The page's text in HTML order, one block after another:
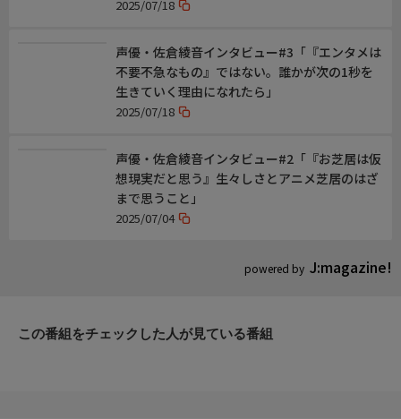
音楽:橋口佳奈・新田目翔
音響効果:安藤由衣
アニメーション制作:ENGI
製作:モブせか2製作委員会
powered by J:magazine!
2025/07/18
声優・佐倉綾音インタビュー#3「『エンタメは
不要不急なもの』ではない。誰かが次の1秒を
生きていく理由になれたら」
2025/07/18
声優・佐倉綾音インタビュー#2「『お芝居は仮
想現実だと思う』生々しさとアニメ芝居のはざ
まで思うこと」
2025/07/04
この番組をチェックした人が見ている番組